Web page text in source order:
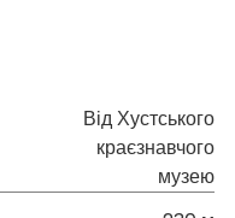
Від Хустського
краєзнавчого
музею